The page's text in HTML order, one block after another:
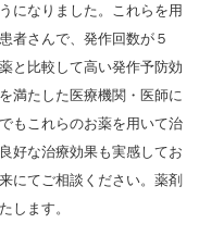
になりました。これらを用
者さんで、発作回数が５
と比較して高い発作予防効
満たした医療機関・医師に
もこれらのお薬を用いて治
好な治療効果も実感してお
にてご相談ください。薬剤
します。